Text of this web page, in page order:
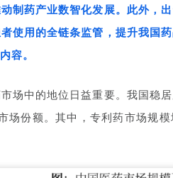
制药产业数智化发展。此外，
使用的全链条监管，提升我国
容。
场中的地位日益重要。我国稳
场份额。其中，专利药市场规